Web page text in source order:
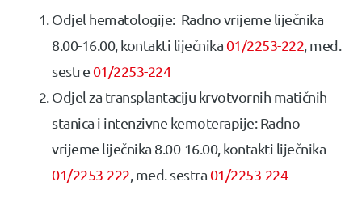
Odjel hematologije: Radno vrijeme liječnika
8.00-16.00, kontakti liječnika 01/2253-222 , med.
sestre 01/2253-224
Odjel za transplantaciju krvotvornih matičnih
stanica i intenzivne kemoterapije: Radno
vrijeme liječnika 8.00-16.00, kontakti liječnika
01/2253-222 , med. sestra 01/2253-224